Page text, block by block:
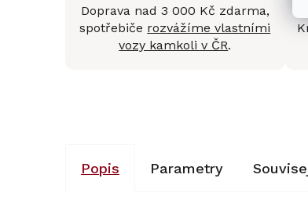
Doprava nad 3 000 Kč zdarma,
spotřebiče rozvážíme vlastními
vozy kamkoli v ČR.
Popis Parametry